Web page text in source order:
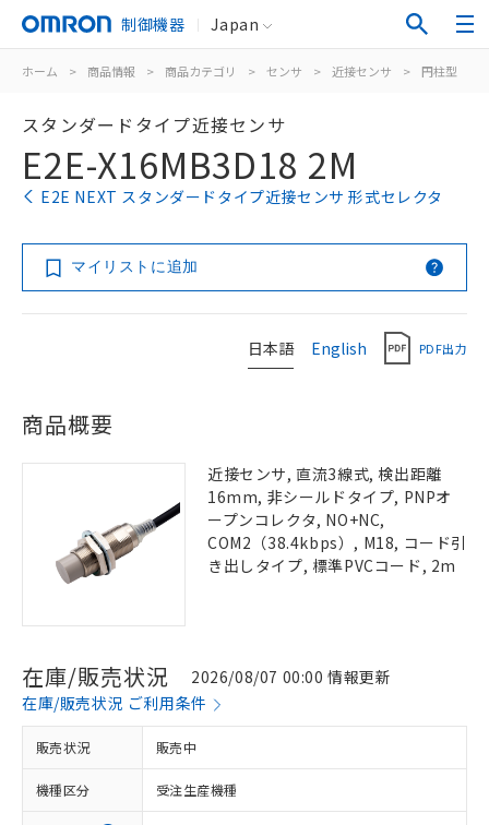
制御機器 Japan
ホーム > 商品情報 > 商品カテゴリ > センサ > 近接センサ > 円柱型
スタンダードタイプ近接センサ
E2E-X16MB3D18 2M
E2E NEXT スタンダードタイプ近接センサ 形式セレクタ
マイリストに追加
日本語 English PDF出力
商品概要
近接センサ, 直流3線式, 検出距離
16mm, 非シールドタイプ, PNPオ
ープンコレクタ, NO+NC,
COM2（38.4kbps）, M18, コード引
き出しタイプ, 標準PVCコード, 2m
在庫/販売状況
2026/08/07 00:00 情報更新
在庫/販売状況 ご利用条件
販売状況 販売中
機種区分 受注生産機種